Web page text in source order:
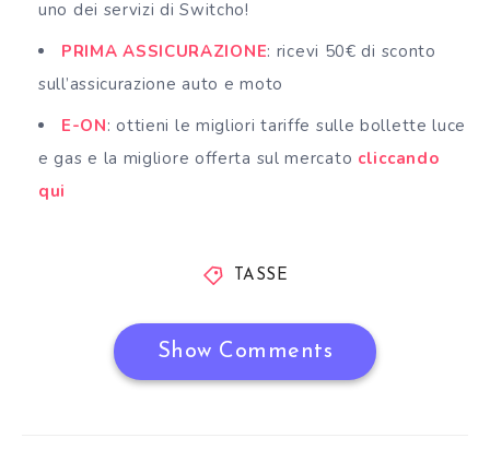
uno dei servizi di Switcho!
PRIMA ASSICURAZIONE: ricevi 50€ di sconto
sull’assicurazione auto e moto
E-ON: ottieni le migliori tariffe sulle bollette luce
e gas e la migliore offerta sul mercato cliccando
qui
TASSE
Show Comments